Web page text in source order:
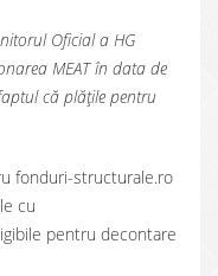
Oficial a HG
MEAT în data de
că plățile pentru
fonduri-structurale.ro
cu
pentru decontare